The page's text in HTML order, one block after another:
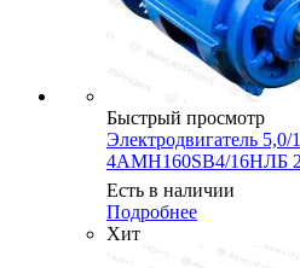
Быстрый просмотр
Электродвигатель
4АМН160SB4/16НЛБ 2
Есть в наличии
Подробнее
Хит